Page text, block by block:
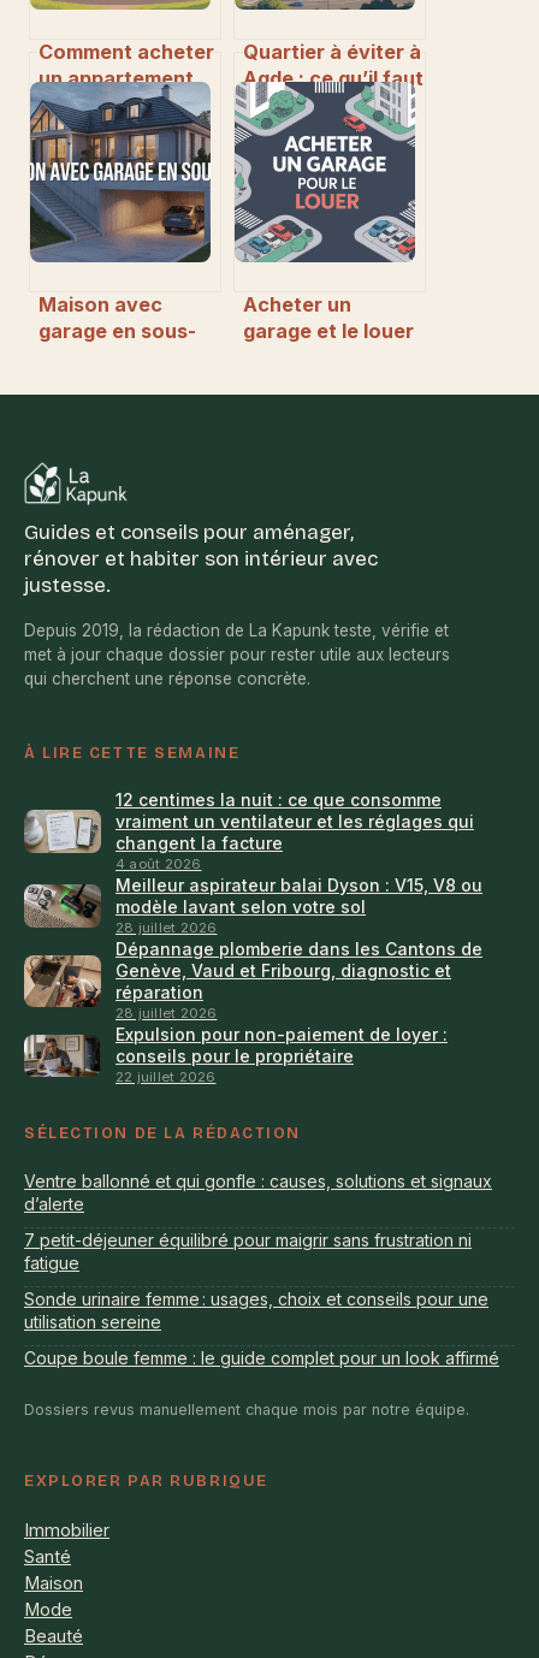
Comment acheter
un appartement
pas cher en
Corrèze : le guide
complet
Quartier à éviter à
Agde : ce qu’il faut
vraiment savoir
avant de
s’installer
Maison avec
garage en sous-
Acheter un
garage et le louer
Guides et conseils pour aménager,
rénover et habiter son intérieur avec
justesse.
Depuis 2019, la rédaction de La Kapunk teste, vérifie et
met à jour chaque dossier pour rester utile aux lecteurs
qui cherchent une réponse concrète.
À LIRE CETTE SEMAINE
12 centimes la nuit : ce que consomme
vraiment un ventilateur et les réglages qui
changent la facture
4 août 2026
Meilleur aspirateur balai Dyson : V15, V8 ou
modèle lavant selon votre sol
28 juillet 2026
Dépannage plomberie dans les Cantons de
Genève, Vaud et Fribourg, diagnostic et
réparation
28 juillet 2026
Expulsion pour non-paiement de loyer :
conseils pour le propriétaire
22 juillet 2026
SÉLECTION DE LA RÉDACTION
Ventre ballonné et qui gonfle : causes, solutions et signaux
d’alerte
7 petit-déjeuner équilibré pour maigrir sans frustration ni
fatigue
Sonde urinaire femme : usages, choix et conseils pour une
utilisation sereine
Coupe boule femme : le guide complet pour un look affirmé
Dossiers revus manuellement chaque mois par notre équipe.
EXPLORER PAR RUBRIQUE
Immobilier
Santé
Maison
Mode
Beauté